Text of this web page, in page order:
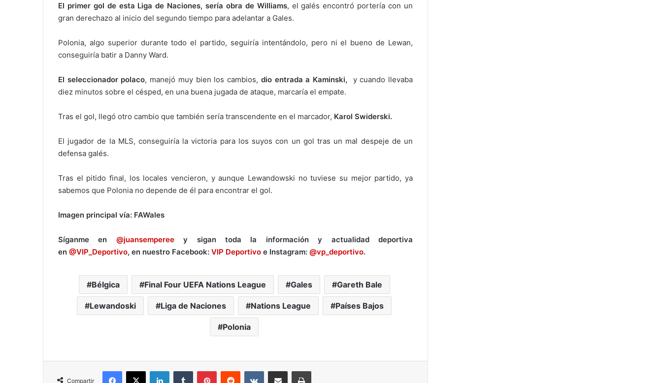
El primer gol de esta Liga de Naciones, sería obra de Williams, el galés encontró portería con un
gran derechazo al inicio del segundo tiempo para adelantar a Gales.
Polonia, algo superior durante todo el partido, seguiría intentándolo, pero ni el bueno de Lewan,
conseguiría batir a Danny Ward.
El seleccionador polaco, manejó muy bien los cambios, dio entrada a Kaminski, y cuando llevaba
diez minutos sobre el césped, en una buena jugada de ataque, marcaría el empate.
Tras el gol, llegó otro cambio que también sería transcendente en el marcador, Karol Swiderski.
El jugador de la MLS, conseguiría la victoria para los suyos con un gol tras un mal despeje de un
defensa galés.
Tras el pitido final, los locales vencieron, y aunque Lewandowski no tuviese su mejor partido, ya
sabemos que Polonia no depende de él para encontrar el gol.
Imagen principal vía: FAWales
Síganme en @juansemperee
y sigan toda la información y actualidad deportiva
en @VIP_Deportivo, en nuestro Facebook: VIP Deportivo e Instagram: @vp_deportivo.
Bélgica Final Four UEFA Nations League Gales Gareth Bale
Lewandoski Liga de Naciones Nations League Países Bajos
Polonia
Compartir